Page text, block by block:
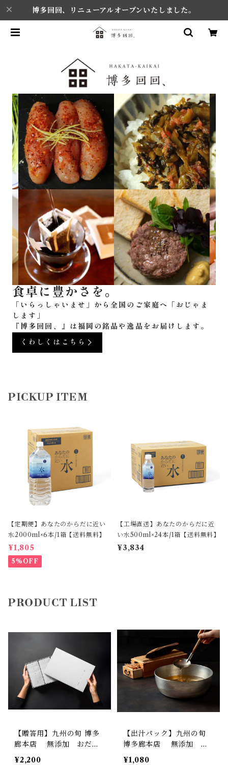
博多回回、リニューアルオープンいたしました。
「いらっしゃいませ」から全国のご家庭へ「おじゃま
します」
『博多回回、』は福岡の銘品や逸品をお届けします。
くわしくはこちら
PICKUP ITEM
【定期便】あなたのからだに近い
水2000ml×6本/1箱【送料無料】
¥1,805
5%OFF
【工場直送】あなたのからだに近
い水500ml×24本/1箱【送料無料】
¥3,834
PRODUCT LIST
【贈答用】九州の旬 博多
廊本店 無添加 おだ
し （個包装9袋入り）
¥2,200
【出汁パック】九州の旬
博多廊本店 無添加 お
だし （10袋入り）
¥1,080